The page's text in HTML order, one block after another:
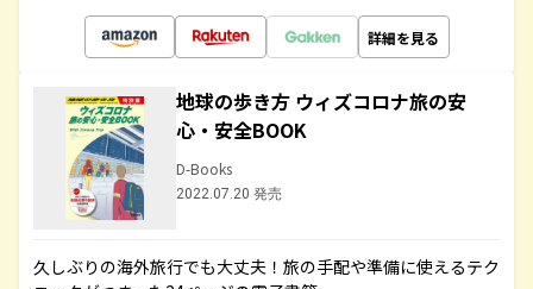
詳細を見る
地球の歩き方 ウィズコロナ旅の安
心・安全BOOK
D-Books
2022.07.20 発売
久しぶりの海外旅行でも大丈夫！旅の手配や準備に使えるテク